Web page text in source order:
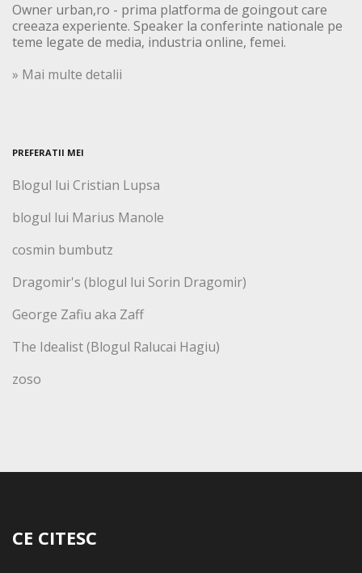
Owner urban,ro - prima platforma de goingout care
creeaza experiente. Speaker la conferinte nationale pe
teme legate de media, industria online, femei.
» Mai multe detalii
PREFERATII MEI
Blogul lui Cristian Lupsa
blogul lui Marius Manole
cosmin bumbutz
Dragomir's (blogul lui Sorin Dragomir)
George Zafiu aka Zaff
The Idealist (Blogul Ralucai Hagiu)
zoso
CE CITESC